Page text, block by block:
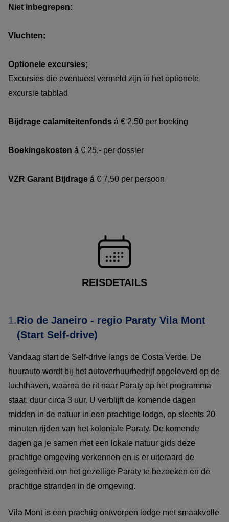
personen boekt.
Niet inbegrepen:
Vluchten;
Optionele excursies;
Excursies die eventueel vermeld zijn in het optionele
excursie tabblad
Bijdrage calamiteitenfonds á € 2,50 per boeking
Boekingskosten á € 25,- per dossier
VZR Garant Bijdrage á € 7,50 per persoon
REISDETAILS
1.Rio de Janeiro - regio Paraty Vila Mont
(Start Self-drive)
Vandaag start de Self-drive langs de Costa Verde. De
huurauto wordt bij het autoverhuurbedrijf opgeleverd op de
luchthaven, waarna de rit naar Paraty op het programma
staat, duur circa 3 uur. U verblijft de komende dagen
midden in de natuur in een prachtige lodge, op slechts 20
minuten rijden van het koloniale Paraty. De komende
dagen ga je samen met een lokale natuur gids deze
prachtige omgeving verkennen en is er uiteraard de
gelegenheid om het gezellige Paraty te bezoeken en de
prachtige stranden in de omgeving.
Vila Mont is een prachtig ontworpen lodge met smaakvolle